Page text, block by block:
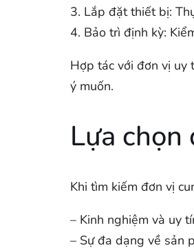
3. Lắp đặt thiết bị:
4. Bảo trì định kỳ:
Hợp tác với đơn vị uy
ý muốn.
Lựa
Khi tìm kiếm đơn vị
– Kinh nghiệm và uy
– Sự đa dạng về sản